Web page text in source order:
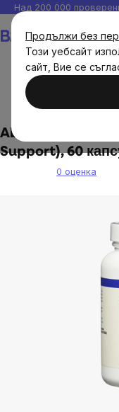
Продължи без
Този уебсайт
сайт, Вие се
Прескочи
към
съдържанието
Над 200 000
Absolute
Support), 60
0 оценка